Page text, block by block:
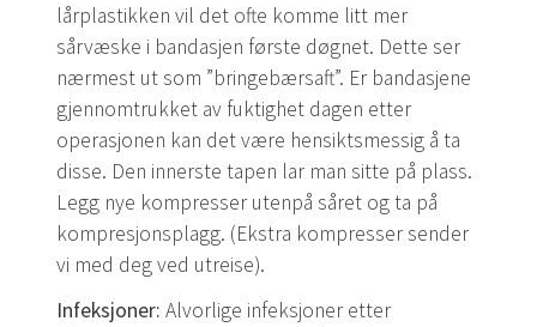
lårplastikken vil det ofte komme litt mer
sårvæske i bandasjen første døgnet. Dette ser
nærmest ut som ”bringebærsaft”. Er bandasjene
gjennomtrukket av fuktighet dagen etter
operasjonen kan det være hensiktsmessig å ta
disse. Den innerste tapen lar man sitte på plass.
Legg nye kompresser utenpå såret og ta på
kompresjonsplagg. (Ekstra kompresser sender
vi med deg ved utreise).
Infeksjoner: Alvorlige infeksjoner etter